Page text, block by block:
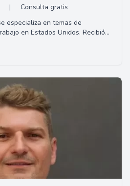
|
Consulta gratis
especializa en temas de
en Estados Unidos. Recibió